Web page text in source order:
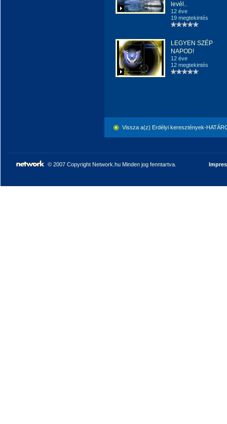
levél..
12 éve
19 megtekintés
LEGYEN SZÉP
NAPOD!
12 éve
12 megtekintés
Vissza a(z) Erdélyi keresztények-
© 2007 Copyright Network.hu Minden jog fenntartva.